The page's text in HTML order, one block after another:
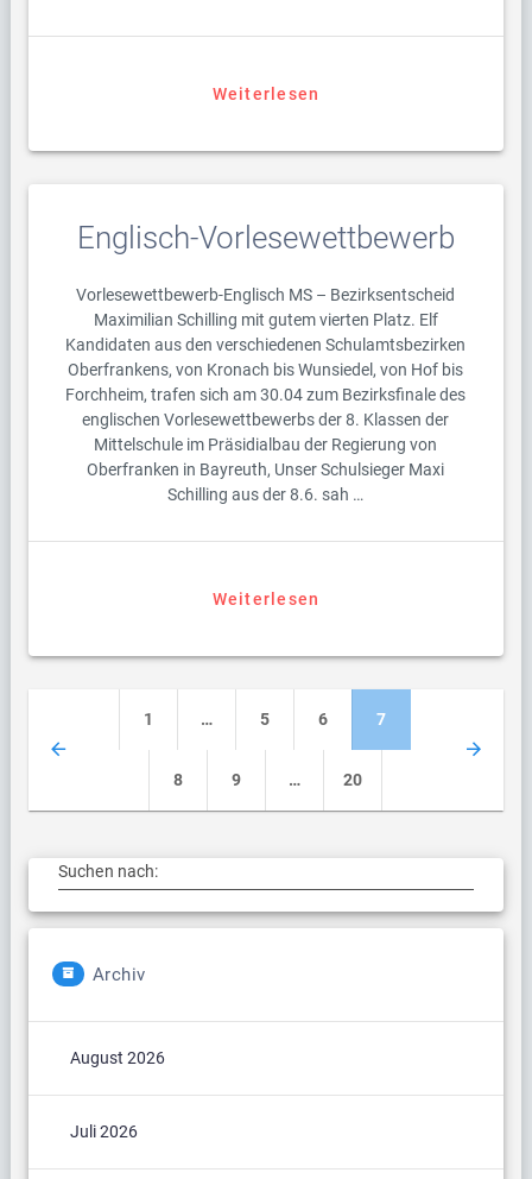
Weiterlesen
Englisch-Vorlesewettbewerb
Vorlesewettbewerb-Englisch MS – Bezirksentscheid
Maximilian Schilling mit gutem vierten Platz. Elf
Kandidaten aus den verschiedenen Schulamtsbezirken
Oberfrankens, von Kronach bis Wunsiedel, von Hof bis
Forchheim, trafen sich am 30.04 zum Bezirksfinale des
englischen Vorlesewettbewerbs der 8. Klassen der
Mittelschule im Präsidialbau der Regierung von
Oberfranken in Bayreuth, Unser Schulsieger Maxi
Schilling aus der 8.6. sah …
Weiterlesen
Beitragsnavigation
Seite
1 … Seite
5 Seite
6 Seite
7
Seite
8 Seite
9 … Seite
20
Suchen nach:
Archiv
August 2026
Juli 2026